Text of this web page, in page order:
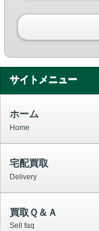
サイトメニュー
ホーム
Home
宅配買取
Delivery
買取Ｑ＆Ａ
Sell faq